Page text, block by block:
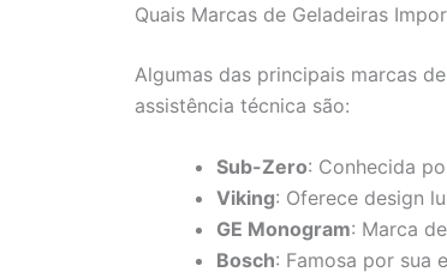
Quais Marcas de Geladeiras
Algumas das principais marcas
assistência técnica são:
Sub-Zero: Conhecida
Viking: Oferece design
GE Monogram: Marca
Bosch: Famosa por sua